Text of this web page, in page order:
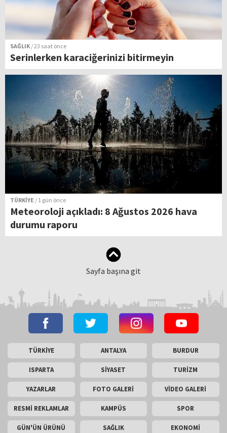
SAĞLIK/ 23 saat önce
Serinlerken karaciğerinizi bitirmeyin
TÜRKİYE / 1 gün önce
Meteoroloji açıkladı: 8 Ağustos 2026 hava
durumu raporu
Sayfa başına git
TÜRKİYE ANTALYA BURDUR
ISPARTA SİYASET TURİZM
YAZARLAR FOTO GALERİ VİDEO GALERİ
RESMİ REKLAMLAR KAMPÜS SPOR
GÜN'ÜN ÜRÜNÜ SAĞLIK EKONOMİ